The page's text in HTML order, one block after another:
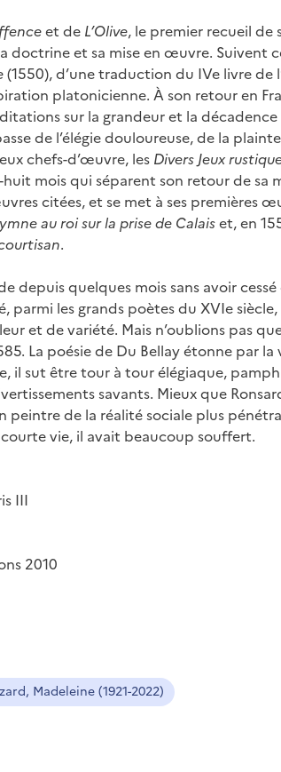
et de L’Olive, le premier recueil
doctrine et sa mise en œuvre. Suivent
(1550), d’une traduction du IVe livre de
platonicienne. À son retour en
sur la grandeur et la
de l’élégie douloureuse, de la
chefs-d’œuvre, les Divers Jeux
mois qui séparent son retour de sa
citées, et se met à ses premières
au roi sur la prise de Calaiset, en
.
depuis quelques mois sans avoir
parmi les grands poètes du XVIe
et de variété. Mais n’oublions pas
La poésie de Du Bellay étonne par la
il sut être tour à tour élégiaque,
savants. Mieux que
de la réalité sociale plus
vie, il avait beaucoup souffert.
III
2010
Madeleine (1921-2022)